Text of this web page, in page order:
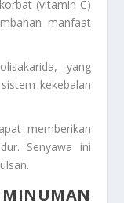
(vitamin C)
manfaat
yang
kekebalan
memberikan
Senyawa ini